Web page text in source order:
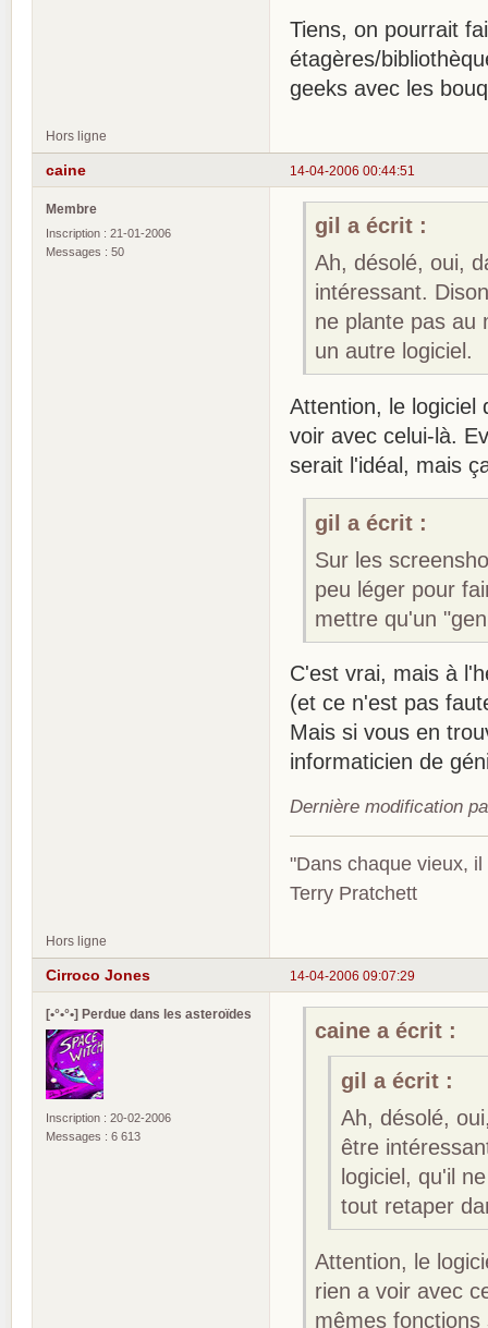
Tiens, on pourrait
étagères/
geeks avec les
Hors ligne
14-04-2006 00:44:51
caine
Membre
Inscription : 21-01-2006
Messages : 50
gil a écrit :
Ah, désolé, oui,
intéressant.
ne plante pas au
un autre logiciel.
Attention, le logiciel
voir avec celui-là.
serait l'idéal, mais
gil a écrit :
Sur les
peu léger pour
mettre qu'un
C'est vrai, mais à
(et ce n'est pas
Mais si vous en
informaticien de
Dernière modification
"Dans chaque vieux,
Terry Pratchett
Hors ligne
14-04-2006 09:07:29
Cirroco Jones
[•°•°•] Perdue dans les asteroïdes
Inscription : 20-02-2006
Messages : 6 613
caine a écrit :
gil a écrit :
Ah, désolé,
être
logiciel, qu'il
tout retaper
Attention, le
rien a voir avec
mêmes